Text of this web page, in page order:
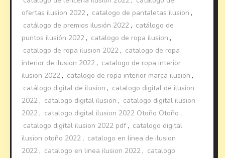
ofertas ilusion 2022 , catalogo de pantaletas ilusion ,
catálogo de premios ilusión 2022 , catálogo de
puntos ilusión 2022 , catalogo de ropa ilusion ,
catalogo de ropa ilusion 2022 , catalogo de ropa
interior de ilusion 2022 , catalogo de ropa interior
ilusion 2022 , catalogo de ropa interior marca ilusion ,
catálogo digital de ilusion , catalogo digital de ilusion
2022 , catalogo digital ilusion , catalogo digital ilusion
2022 , catalogo digital ilusion 2022 Otoño Otoño ,
catalogo digital ilusion 2022 pdf , catalogo digital
ilusion otoño 2022 , catalogo en linea de ilusion
2022 , catalogo en linea ilusion 2022 , catalogo